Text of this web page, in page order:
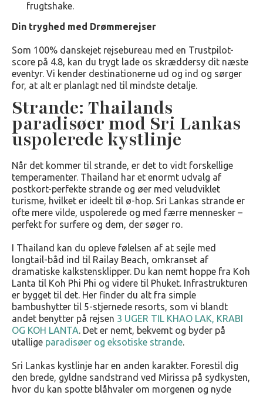
frugtshake.
Din tryghed med Drømmerejser
Som 100% danskejet rejsebureau med en Trustpilot-
score på 4.8, kan du trygt lade os skræddersy dit næste
eventyr. Vi kender destinationerne ud og ind og sørger
for, at alt er planlagt ned til mindste detalje.
Strande: Thailands
paradisøer mod Sri Lankas
uspolerede kystlinje
Når det kommer til strande, er det to vidt forskellige
temperamenter. Thailand har et enormt udvalg af
postkort-perfekte strande og øer med veludviklet
turisme, hvilket er ideelt til ø-hop. Sri Lankas strande er
ofte mere vilde, uspolerede og med færre mennesker –
perfekt for surfere og dem, der søger ro.
I Thailand kan du opleve følelsen af at sejle med
longtail-båd ind til Railay Beach, omkranset af
dramatiske kalkstensklipper. Du kan nemt hoppe fra Koh
Lanta til Koh Phi Phi og videre til Phuket. Infrastrukturen
er bygget til det. Her finder du alt fra simple
bambushytter til 5-stjernede resorts, som vi blandt
andet benytter på rejsen 3 UGER TIL KHAO LAK, KRABI
OG KOH LANTA. Det er nemt, bekvemt og byder på
utallige paradisøer og eksotiske strande.
Sri Lankas kystlinje har en anden karakter. Forestil dig
den brede, gyldne sandstrand ved Mirissa på sydkysten,
hvor du kan spotte blåhvaler om morgenen og nyde